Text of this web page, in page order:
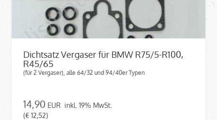
Dichtsatz Vergaser für BMW R75/5-R100,
R45/65
(für 2 Vergaser), alle 64/32 und 94/40er Typen
14,90 EUR inkl. 19% MwSt.
(€ 12,52)